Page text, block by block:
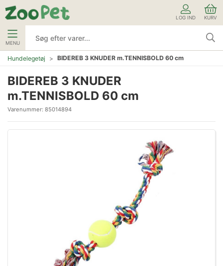
LOG IND KURV
MENU
Hundelegetøj BIDEREB 3 KNUDER m.TENNISBOLD 60 cm
BIDEREB 3 KNUDER
m.TENNISBOLD 60 cm
Varenummer: 85014894